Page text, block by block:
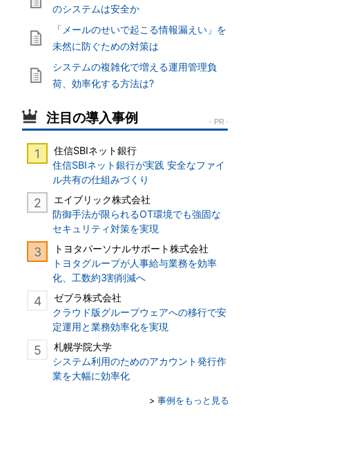
のシステムは安全か
「メールのせいで起こる情報漏えい」を
未然に防ぐための対策は
システムの複雑化で増える運用管理負
荷、効率化する方法は?